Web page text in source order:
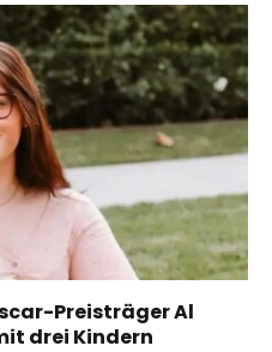
Preisträger Al
drei Kindern